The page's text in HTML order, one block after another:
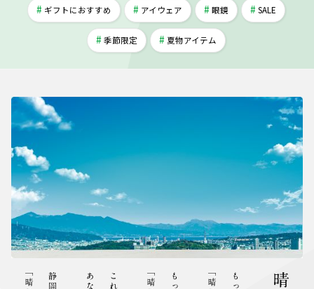
ギフトにおすすめ アイウェア 眼鏡 SALE
季節限定 夏物アイテム